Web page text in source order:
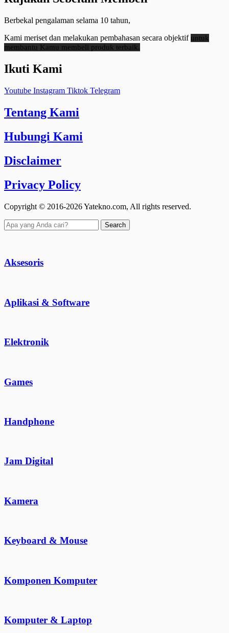
Berbekal pengalaman selama 10 tahun,
Kami meriset dan melakukan pembahasan secara objektif untuk
membantu Kamu membeli produk terbaik.
Ikuti Kami
Youtube Instagram Tiktok Telegram
Tentang Kami
Hubungi Kami
Disclaimer
Privacy Policy
Copyright © 2016-2026 Yatekno.com, All rights reserved.
Search
Aksesoris
Aplikasi & Software
Elektronik
Games
Handphone
Jam Digital
Kamera
Keyboard & Mouse
Komponen Komputer
Komputer & Laptop